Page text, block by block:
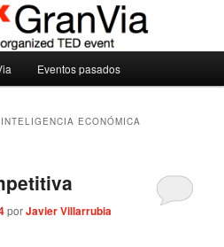
Eventos pasados
INTELIGENCIA ECONÓMICA
porJavier Villarrubia